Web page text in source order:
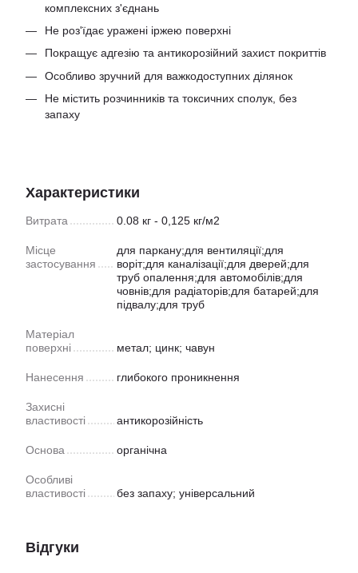
комплексних з'єднань
Не роз'їдає уражені іржею поверхні
Покращує адгезію та антикорозійний захист покриттів
Особливо зручний для важкодоступних ділянок
Не містить розчинників та токсичних сполук, без
запаху
Характеристики
Витрата 0.08 кг - 0,125 кг/м2
Місце
застосування
для паркану;для вентиляції;для
воріт;для каналізації;для дверей;для
труб опалення;для автомобілів;для
човнів;для радіаторів;для батарей;для
підвалу;для труб
Матеріал
поверхні
метал; цинк; чавун
Нанесення глибокого проникнення
Захисні
властивості
антикорозійність
Основа органічна
Особливі
властивості
без запаху; універсальний
Відгуки